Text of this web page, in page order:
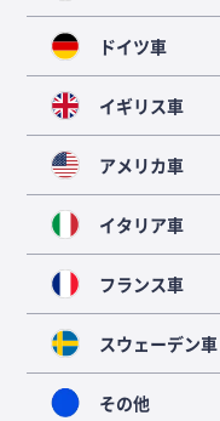
ドイツ車
イギリス車
アメリカ車
イタリア車
フランス車
スウェーデン車
その他